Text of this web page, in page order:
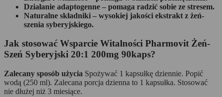
Działanie adaptogenne – pomaga radzić sobie ze stresem.
Naturalne składniki – wysokiej jakości ekstrakt z żeń-
szenia syberyjskiego.
Jak stosować Wsparcie Witalności Pharmovit Żeń-
Szeń Syberyjski 20:1 200mg 90kaps?
Zalecany sposób użycia Spożywać 1 kapsułkę dziennie. Popić
wodą (250 ml). Zalecana porcja dzienna to 1 kapsułka. Stosować
nie dłużej niż 3 miesiące.